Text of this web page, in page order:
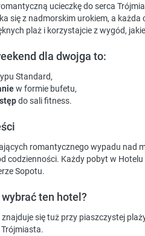
ucieczkę do serca
się z nadmorskim urokiem, a
plaż i korzystajcie z wygód,
dla dwojga to:
Standard,
w formie bufetu,
do sali fitness.
romantycznego wypadu nad
codzienności. Każdy pobyt w
Sopotu.
ten hotel?
znajduje się tuż przy piaszczystej